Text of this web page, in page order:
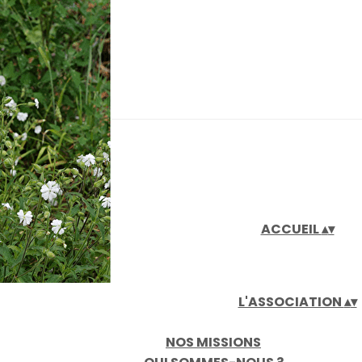
ACCUEIL▴▾
L'ASSOCIATION▴▾
NOS MISSIONS